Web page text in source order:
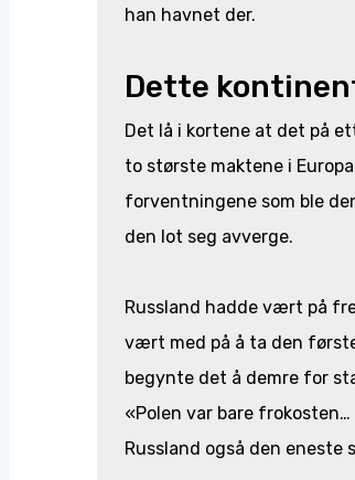
han havnet der.
Dette
Det lå i kortene at det på
to største maktene i
forventningene som ble
den lot seg avverge.
Russland hadde vært på
vært med på å ta den
begynte det å demre for
«Polen var bare
Russland også den